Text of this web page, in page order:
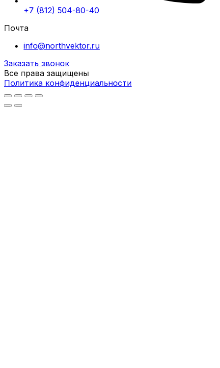
+7 (812) 504-80-40
Почта
info@northvektor.ru
Заказать звонок
Все права защищены
Политика конфиденциальности